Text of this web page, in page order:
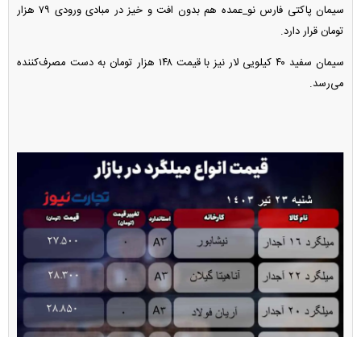
سیمان پاکتی فارس نو_عمده هم بدون افت و خیز در مبادی ورودی ۷۹ هزار
تومان قرار دارد.
سیمان سفید ۴۰ کیلویی لار نیز با قیمت ۱۴۸ هزار تومان به دست مصرف‌کننده
می‌رسد.